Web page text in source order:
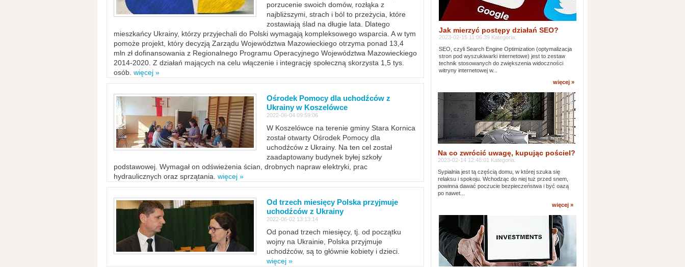
porzucenie swoich domów, rozłąka z
najbliższymi, strach i ból to przeżycia, które
zostawiają ślad na długie lata. Dlatego
mieszkańcy Ukrainy, którzy przyjechali do Polski wymagają kompleksowego wsparcia. A w tym
pomoże projekt, który decyzją Zarządu Województwa Mazowieckiego otrzyma ponad 13,4
mln zł dofinansowania z Regionalnego Programu Operacyjnego Województwa Mazowieckiego
2014-2020. Z działań mających na celu włączenie i integrację społeczną skorzysta 1,5 tys.
osób. więcej »
Ośrodek Pomocy dla uchodźców z
Ukrainy w Koszelówce
2022-06-04 09:59:06
W Koszelówce na terenie gminy Stara Kornica
został otwarty Ośrodek Pomocy dla
uchodźców z Ukrainy. Na ten cel został
zaadaptowany budynek byłej szkoły
podstawowej. Wymagał on odświeżenia ścian, drobnych napraw elektryki, prac
hydraulicznych oraz sprzątania. więcej »
Od trzech miesięcy Polska przyjmuje
uchodźców z Ukrainy
2022-06-02 13:13:14
Od ponad trzech miesięcy, tj. od początku
wojny na Ukrainie, Polska przyjmuje
uchodźców, są to głównie kobiety i dzieci.
więcej »
Jak mierzyć postępy działań SEO?
2023-02-15 11:06:39 Kategoria:
SEO, czyli Search Engine Optimization (optymalizacja
stron pod wyszukiwarki internetowe) jest to zestaw
technik stosowanych do zwiększenia widoczności
witryny internetowej w...
więcej »
Na co zwrócić uwagę, kupując pościel?
2023-02-14 12:48:01 Kategoria:
Sypialnia jest tą częścią domu, w której szuka się
relaksu i spokoju. Wchodząc do niej tuż przed snem,
powinna dawać poczucie bezpieczeństwa i być oazą
po nawet...
więcej »